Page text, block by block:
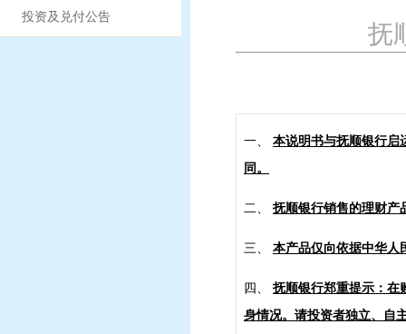
投资及兑付公告
抚
一、 本说明书与抚顺银行启
同。
二、 抚顺银行销售的理财产
三、 本产品仅向依据中华人
四、 抚顺银行郑重提示：在
身情况。请投资者独立、自